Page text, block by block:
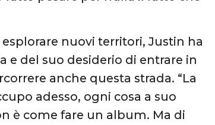
nuovi territori, Justin ha
e del suo desiderio di entrare in
anche questa strada. “La
adesso, ogni cosa a suo
è come fare un album. Ma di